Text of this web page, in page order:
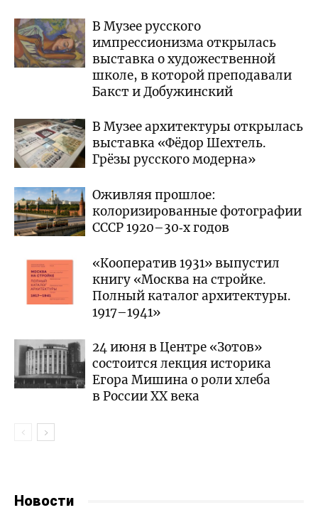
В Музее русского
импрессионизма открылась
выставка о художественной
школе, в которой преподавали
Бакст и Добужинский
В Музее архитектуры открылась
выставка «Фёдор Шехтель.
Грёзы русского модерна»
Оживляя прошлое:
колоризированные фотографии
СССР 1920–30‑х годов
«Кооператив 1931» выпустил
книгу «Москва на стройке.
Полный каталог архитектуры.
1917–1941»
24 июня в Центре «Зотов»
состоится лекция историка
Егора Мишина о роли хлеба
в России XX века
Новости